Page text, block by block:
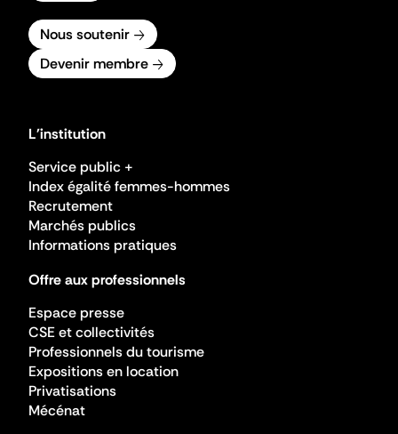
Nous soutenir
Devenir membre
L'institution
Service public +
Index égalité femmes-hommes
Recrutement
Marchés publics
Informations pratiques
Offre aux professionnels
Espace presse
CSE et collectivités
Professionnels du tourisme
Expositions en location
Privatisations
Mécénat